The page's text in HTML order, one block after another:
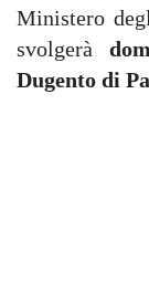
Ministero
svolgerà
Dugento di